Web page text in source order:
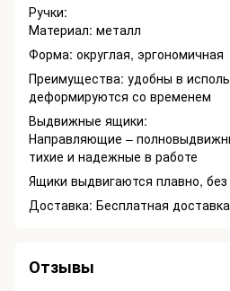
Ручки:
Материал: металл
Форма: округлая, эргономичная
Преимущества: удобны в
деформируются со временем
Выдвижные ящики:
Направляющие –
тихие и надежные в работе
Ящики выдвигаются плавно, без
Доставка: Бесплатная
Отзывы